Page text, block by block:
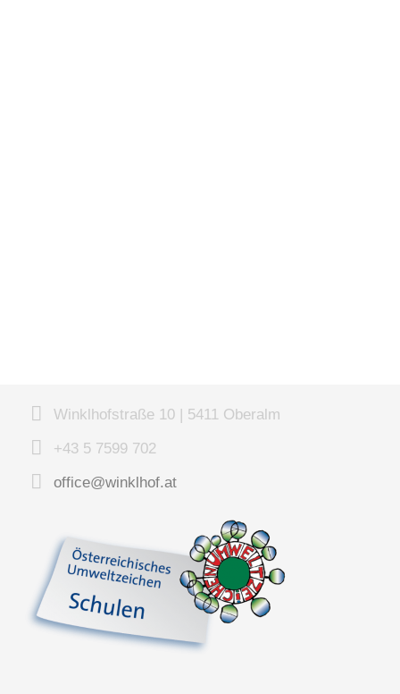
Winklhofstraße 10 | 5411 Oberalm
+43 5 7599 702
office@winklhof.at